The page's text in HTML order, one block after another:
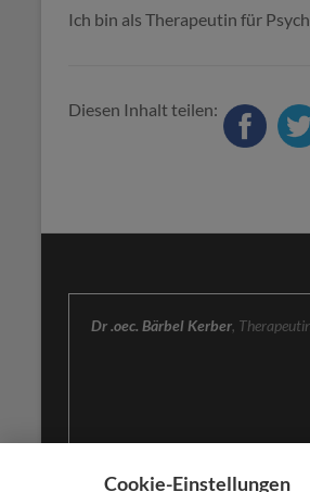
Ich bin als Therapeutin für
Diesen Inhalt teilen:
Dr .oec. Bärbel Kerber,
Cookie-Einstellungen